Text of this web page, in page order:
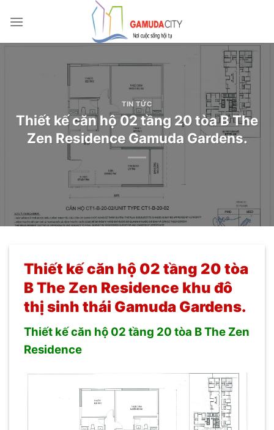
qua
TIN TỨC
Thiết kế căn hộ 02 tầng 20 tòa B The
Zen Residence Gamuda Gardens.
Thiết kế căn hộ 02 tầng 20 tòa
B The Zen Residence khu đô
thị sinh thái Gamuda Gardens.
Thiết kế căn hộ 02 tầng 20 tòa B The Zen
Residence